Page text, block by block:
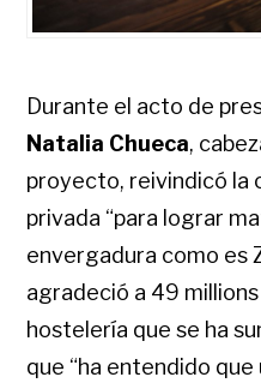
Durante el acto de
Natalia Chueca,
proyecto, reivindicó la
privada “para lograr
envergadura como es
agradeció a 49
hostelería que se ha
que “ha entendido